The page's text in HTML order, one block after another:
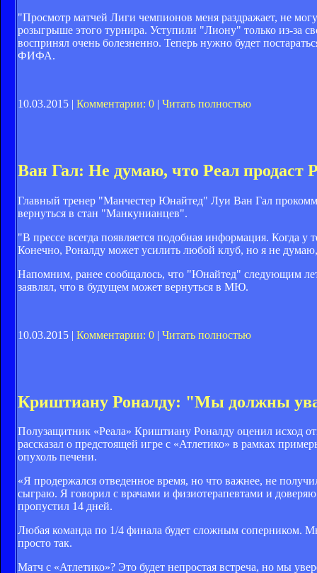
"Просмотр матчей Лиги чемпионов меня раздражает, не
розыгрыше этого турнира. Уступили "Лиону" только из-за
воспринял очень болезненно. Теперь нужно будет
ФИФА.
10.03.2015 | Комментарии: 0 | Читать полностью
Ван Гал: Не думаю, что Реал продаст
Главный тренер "Манчестер Юнайтед" Луи Ван Гал
вернуться в стан "Манкунианцев".
"В прессе всегда появляется подобная информация. Когда
Конечно, Роналду может усилить любой клуб, но я не
Напомним, ранее сообщалось, что "Юнайтед" следующим
заявлял, что в будущем может вернуться в МЮ.
10.03.2015 | Комментарии: 0 | Читать полностью
Криштиану Роналду: "Мы должны
Полузащитник «Реала» Криштиану Роналду оценил исход
рассказал о предстоящей игре с «Атлетико» в рамках
опухоль печени.
«Я продержался отведенное время, но что важнее, не
сыграю. Я говорил с врачами и физиотерапевтами и
пропустил 14 дней.
Любая команда по 1/4 финала будет сложным соперником.
просто так.
Матч с «Атлетико»? Это будет непростая встреча, но мы